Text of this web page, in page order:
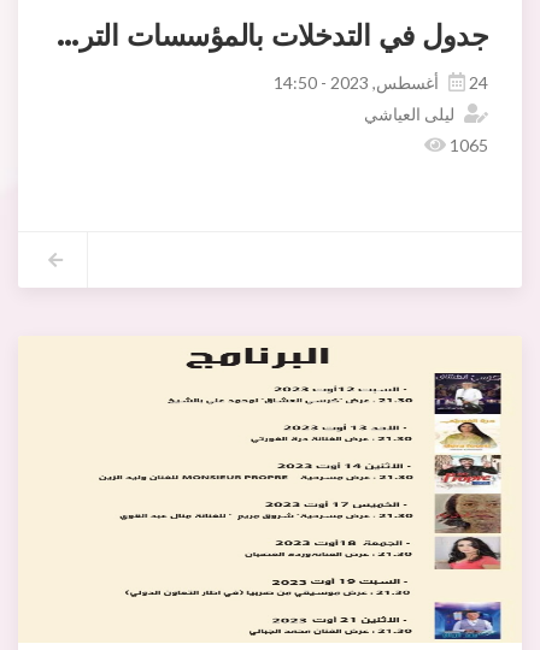
جدول في التدخلات بالمؤسسات التربوية بمناسبة العودة المدرسية 2023/2024
24 أغسطس, 2023 - 14:50
ليلى العياشي
1065